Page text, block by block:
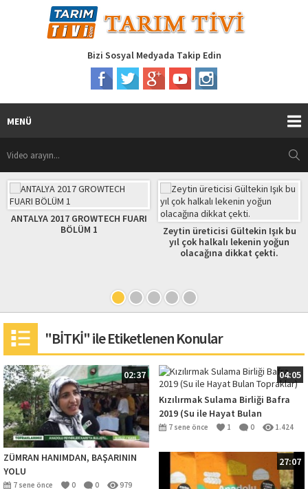
Bizi Sosyal Medyada Takip Edin
MENÜ
FUARI
Zeytin üreticisi Gültekin Işık bu
yıl çok halkalı lekenin yoğun
olacağına dikkat çekti.
ÜZÜM
"BİTKİ" ile Etiketlenen Konular
02:37
ZÜMRAN HANIMDAN, BAŞARININ
YOLU
7 sene önce 0 0 979
04:05
Kızılırmak Sulama Birliği Bafra
2019 (Su ile Hayat Bulan
Topraklar)
7 sene önce 1 0 1.424
27:07